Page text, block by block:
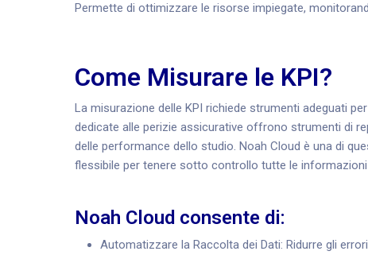
Permette di ottimizzare le risorse impiegate,
Come Misurare le KPI?
La misurazione delle KPI richiede strumenti adeguati
dedicate alle perizie assicurative offrono strumenti di
delle performance dello studio. Noah Cloud è una di
flessibile per tenere sotto controllo tutte le
Noah Cloud consente di:
Automatizzare la Raccolta dei Dati: Ridurre gli